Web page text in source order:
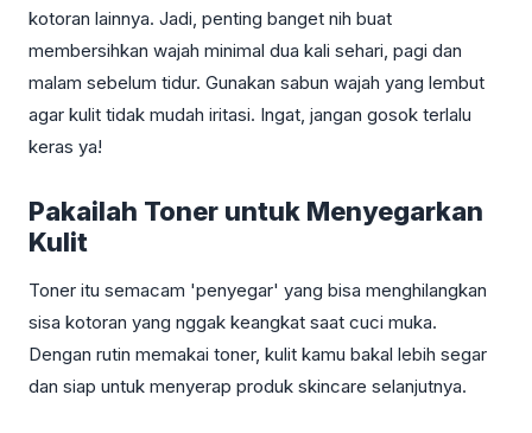
kotoran lainnya. Jadi, penting banget nih buat
membersihkan wajah minimal dua kali sehari, pagi dan
malam sebelum tidur. Gunakan sabun wajah yang lembut
agar kulit tidak mudah iritasi. Ingat, jangan gosok terlalu
keras ya!
Pakailah Toner untuk Menyegarkan
Kulit
Toner itu semacam 'penyegar' yang bisa menghilangkan
sisa kotoran yang nggak keangkat saat cuci muka.
Dengan rutin memakai toner, kulit kamu bakal lebih segar
dan siap untuk menyerap produk skincare selanjutnya.